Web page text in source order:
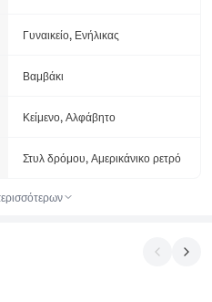
Γυναικείο, Ενήλικας
Βαμβάκι
Κείμενο, Αλφάβητο
Στυλ δρόμου, Αμερικάνικο ρετρό